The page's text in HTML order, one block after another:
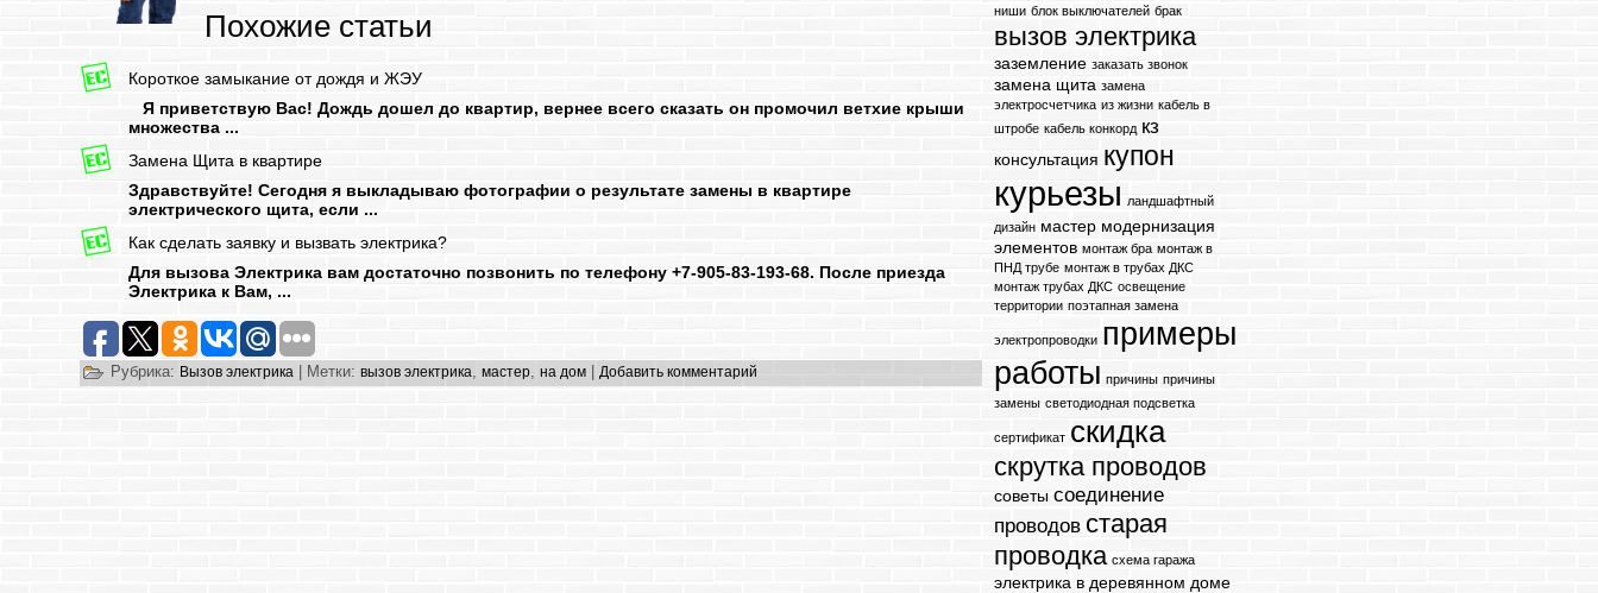
Похожие статьи
Короткое замыкание от дождя и ЖЭУ
Я приветствую Вас! Дождь дошел до квартир, вернее всего сказать он промочил ветхие крыши
множества ...
Замена Щита в квартире
Здравствуйте! Сегодня я выкладываю фотографии о результате замены в квартире
электрического щита, если ...
Как сделать заявку и вызвать электрика?
Для вызова Электрика вам достаточно позвонить по телефону +7-905-83-193-68. После приезда
Электрика к Вам, ...
Рубрика: Вызов электрика Метки: вызов электрика,мастер,на дом |Добавить комментарий
ниши блок выключателей брак
вызов электрика
заземление заказать звонок
замена щита замена
электросчетчика из жизни кабель в
штробе кабель конкорд кз
консультация купон
курьезы ландшафтный
дизайн мастер модернизация
элементов монтаж бра монтаж в
ПНД трубе монтаж в трубах ДКС
монтаж трубах ДКС освещение
территории поэтапная замена
электропроводки примеры
работы причины причины
замены светодиодная подсветка
сертификат скидка
скрутка проводов
советы соединение
проводов старая
проводка схема гаража
электрика в деревянном доме